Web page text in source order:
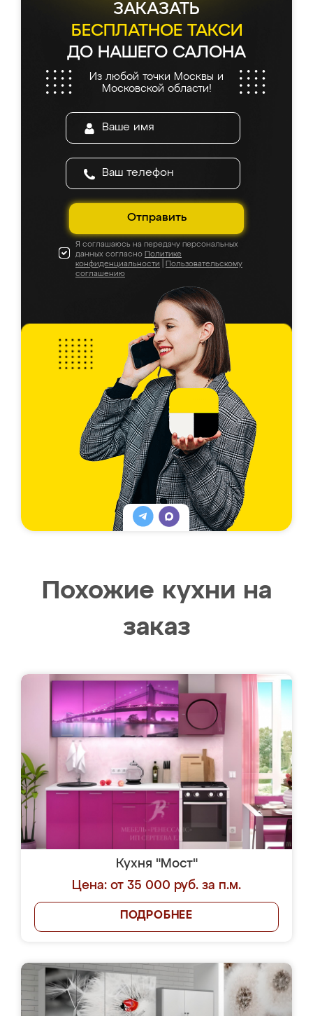
ЗАКАЗАТЬ
БЕСПЛАТНОЕ ТАКСИ
ДО НАШЕГО САЛОНА
Из любой точки Москвы и
Московской области!
Отправить
Я соглашаюсь на передачу персональных
данных согласно Политике
конфиденциальности
Пользовательскому
соглашению
Похожие кухни на
заказ
Кухня "Мост"
Цена: от 35 000 руб. за п.м.
ПОДРОБНЕЕ